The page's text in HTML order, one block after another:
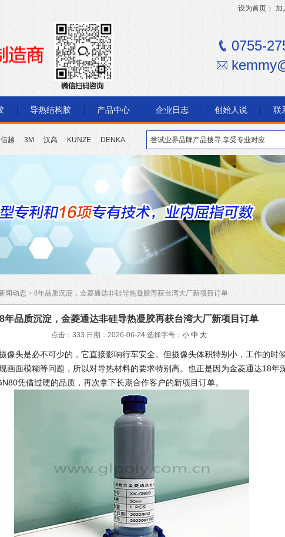
设为首页 | 加
0755-
导热结构胶 产品中心 企业日志 创始人说 联
信越 3M 汉高 KUNZE DENKA
闻动态 > 8年品质沉淀，金菱通达非硅导热凝胶再获台湾大厂新项目订单
8年品质沉淀，金菱通达非硅导热凝胶再获台湾大厂新项目订单
点击：333 日期：2026-06-24 选择字号： 小 中 大
像头是必不可少的，它直接影响行车安全。但摄像头体积特别小，工作的时
画面模糊等问题，所以对导热材料的要求特别高。也正是因为金菱通达18年
凭借过硬的品质，再次拿下长期合作客户的新项目订单。